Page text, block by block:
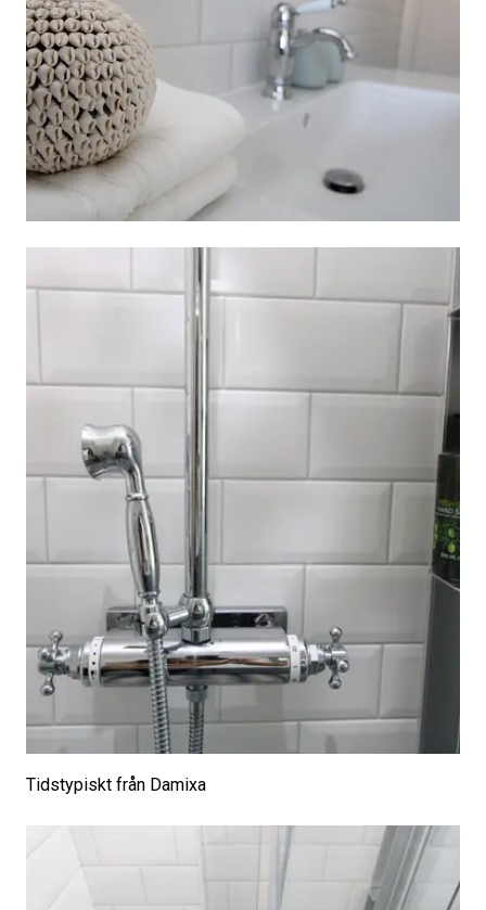
Tidstypiskt från Damixa